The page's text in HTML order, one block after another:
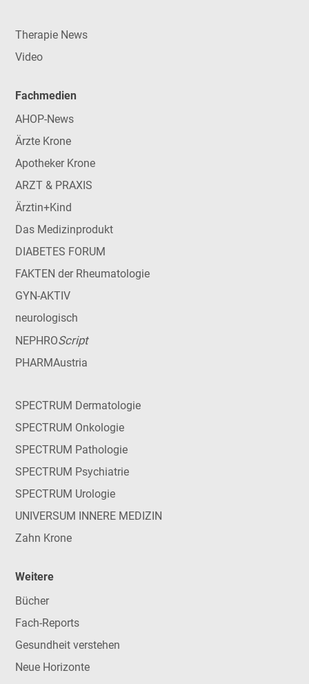
Therapie News
Video
Fachmedien
AHOP-News
Ärzte Krone
Apotheker Krone
ARZT & PRAXIS
Ärztin+Kind
Das Medizinprodukt
DIABETES FORUM
FAKTEN der Rheumatologie
GYN-AKTIV
neurologisch
NEPHROScript
PHARMAustria
SPECTRUM Dermatologie
SPECTRUM Onkologie
SPECTRUM Pathologie
SPECTRUM Psychiatrie
SPECTRUM Urologie
UNIVERSUM INNERE MEDIZIN
Zahn Krone
Weitere
Bücher
Fach-Reports
Gesundheit verstehen
Neue Horizonte